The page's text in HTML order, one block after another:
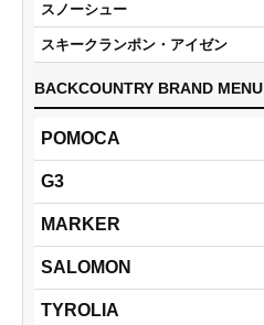
スノーシュー
スキークランポン・アイゼン
BACKCOUNTRY BRAND MENU
POMOCA
G3
MARKER
SALOMON
TYROLIA